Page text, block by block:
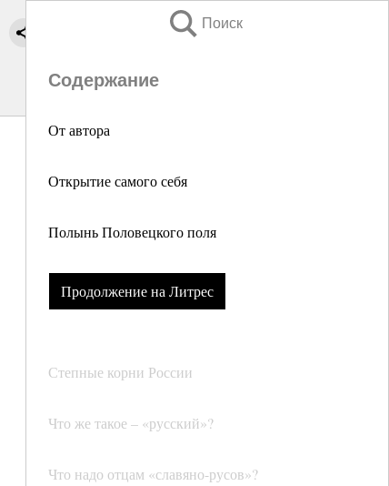
Поиск
Содержание
От автора
Открытие самого себя
Полынь Половецкого поля
Продолжение на Литрес
Степные корни России
Что же такое – «русский»?
Что надо отцам «славяно-русов»?